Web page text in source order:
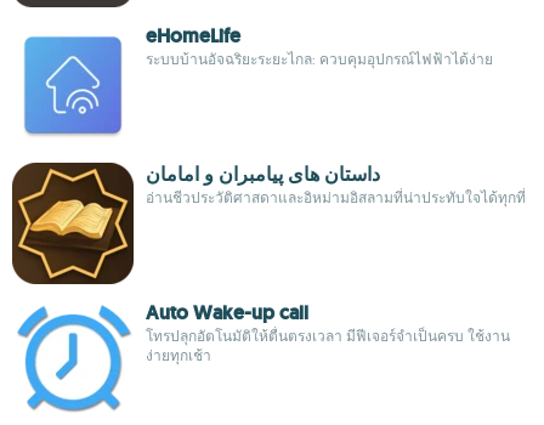
eHomeLife
ระบบบ้านอัจฉริยะระยะไกล: ควบคุมอุปกรณ์ไฟฟ้าได้ง่าย
داستان های پیامبران و امامان
อ่านชีวประวัติศาสดาและอิหม่ามอิสลามที่น่าประทับใจได้ทุกที่
Auto Wake-up call
โทรปลุกอัตโนมัติให้ตื่นตรงเวลา มีฟีเจอร์จำเป็นครบ ใช้งาน
ง่ายทุกเช้า